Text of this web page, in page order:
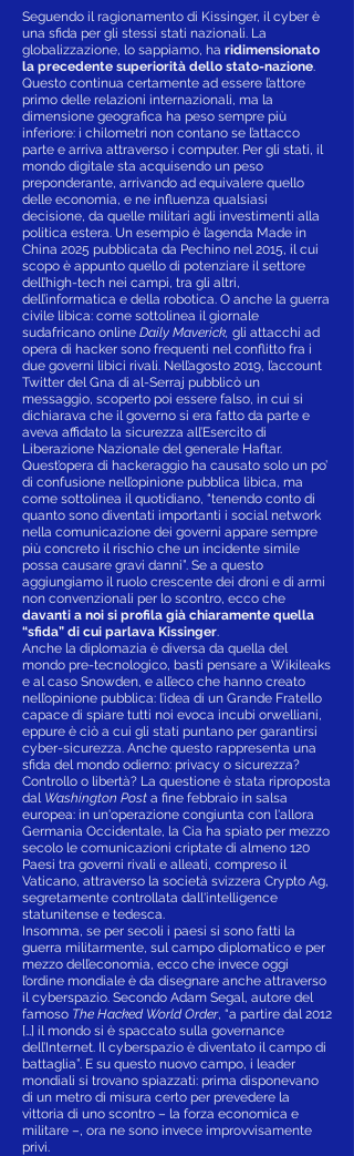
Seguendo il ragionamento di Kissinger, il cyber è
una sfida per gli stessi stati nazionali. La
globalizzazione, lo sappiamo, ha ridimensionato
la precedente superiorità dello stato-nazione.
Questo continua certamente ad essere l’attore
primo delle relazioni internazionali, ma la
dimensione geografica ha peso sempre più
inferiore: i chilometri non contano se l’attacco
parte e arriva attraverso i computer. Per gli stati, il
mondo digitale sta acquisendo un peso
preponderante, arrivando ad equivalere quello
delle economia, e ne influenza qualsiasi
decisione, da quelle militari agli investimenti alla
politica estera. Un esempio è l’agenda Made in
China 2025 pubblicata da Pechino nel 2015, il cui
scopo è appunto quello di potenziare il settore
dell’high-tech nei campi, tra gli altri,
dell’informatica e della robotica. O anche la guerra
civile libica: come sottolinea il giornale
sudafricano online Daily Maverick, gli attacchi ad
opera di hacker sono frequenti nel conflitto fra i
due governi libici rivali. Nell’agosto 2019, l’account
Twitter del Gna di al-Serraj pubblicò un
messaggio, scoperto poi essere falso, in cui si
dichiarava che il governo si era fatto da parte e
aveva affidato la sicurezza all’Esercito di
Liberazione Nazionale del generale Haftar.
Quest’opera di hackeraggio ha causato solo un po’
di confusione nell’opinione pubblica libica, ma
come sottolinea il quotidiano, “tenendo conto di
quanto sono diventati importanti i social network
nella comunicazione dei governi appare sempre
più concreto il rischio che un incidente simile
possa causare gravi danni”. Se a questo
aggiungiamo il ruolo crescente dei droni e di armi
non convenzionali per lo scontro, ecco che
davanti a noi si profila già chiaramente quella
“sfida” di cui parlava Kissinger.
Anche la diplomazia è diversa da quella del
mondo pre-tecnologico, basti pensare a Wikileaks
e al caso Snowden, e all’eco che hanno creato
nell’opinione pubblica: l’idea di un Grande Fratello
capace di spiare tutti noi evoca incubi orwelliani,
eppure è ciò a cui gli stati puntano per garantirsi
cyber-sicurezza. Anche questo rappresenta una
sfida del mondo odierno: privacy o sicurezza?
Controllo o libertà? La questione è stata riproposta
dal Washington Post a fine febbraio in salsa
europea: in un'operazione congiunta con l'allora
Germania Occidentale, la Cia ha spiato per mezzo
secolo le comunicazioni criptate di almeno 120
Paesi tra governi rivali e alleati, compreso il
Vaticano, attraverso la società svizzera Crypto Ag,
segretamente controllata dall'intelligence
statunitense e tedesca.
Insomma, se per secoli i paesi si sono fatti la
guerra militarmente, sul campo diplomatico e per
mezzo dell’economia, ecco che invece oggi
l’ordine mondiale è da disegnare anche attraverso
il cyberspazio. Secondo Adam Segal, autore del
famoso The Hacked World Order, “a partire dal 2012
[…] il mondo si è spaccato sulla governance
dell’Internet. Il cyberspazio è diventato il campo di
battaglia”. E su questo nuovo campo, i leader
mondiali si trovano spiazzati: prima disponevano
di un metro di misura certo per prevedere la
vittoria di uno scontro – la forza economica e
militare –, ora ne sono invece improvvisamente
privi.